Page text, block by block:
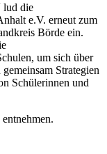
lud die
e.V. erneut zum
Börde ein.
um sich über
Strategien
Schülerinnen und